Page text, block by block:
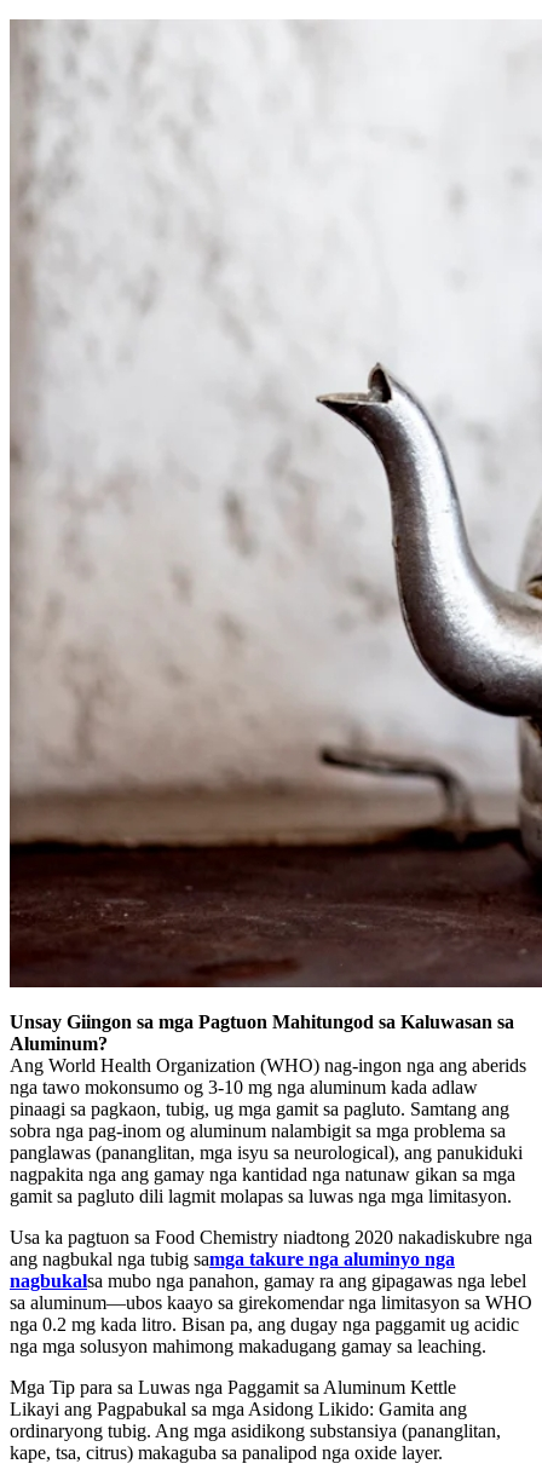
Unsay Giingon sa mga Pagtuon Mahitungod sa Kaluwasan sa
Aluminum?
Ang World Health Organization (WHO) nag-ingon nga ang aberids
nga tawo mokonsumo og 3-10 mg nga aluminum kada adlaw
pinaagi sa pagkaon, tubig, ug mga gamit sa pagluto. Samtang ang
sobra nga pag-inom og aluminum nalambigit sa mga problema sa
panglawas (pananglitan, mga isyu sa neurological), ang panukiduki
nagpakita nga ang gamay nga kantidad nga natunaw gikan sa mga
gamit sa pagluto dili lagmit molapas sa luwas nga mga limitasyon.
Usa ka pagtuon sa Food Chemistry niadtong 2020 nakadiskubre nga
ang nagbukal nga tubig samga takure nga aluminyo nga
nagbukalsa mubo nga panahon, gamay ra ang gipagawas nga lebel
sa aluminum—ubos kaayo sa girekomendar nga limitasyon sa WHO
nga 0.2 mg kada litro. Bisan pa, ang dugay nga paggamit ug acidic
nga mga solusyon mahimong makadugang gamay sa leaching.
Mga Tip para sa Luwas nga Paggamit sa Aluminum Kettle
Likayi ang Pagpabukal sa mga Asidong Likido: Gamita ang
ordinaryong tubig. Ang mga asidikong substansiya (pananglitan,
kape, tsa, citrus) makaguba sa panalipod nga oxide layer.